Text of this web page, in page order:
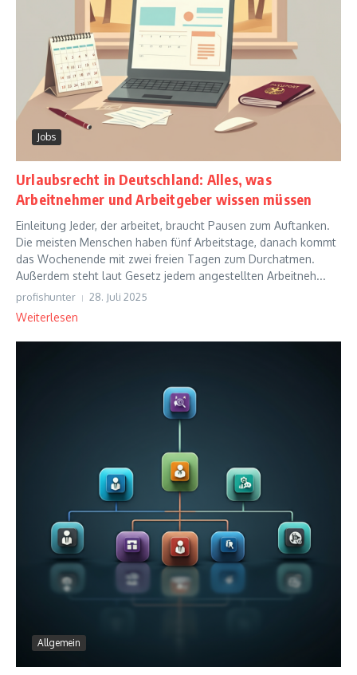
Jobs
Urlaubsrecht in Deutschland: Alles, was
Arbeitnehmer und Arbeitgeber wissen müssen
Einleitung Jeder, der arbeitet, braucht Pausen zum Auftanken.
Die meisten Menschen haben fünf Arbeitstage, danach kommt
das Wochenende mit zwei freien Tagen zum Durchatmen.
Außerdem steht laut Gesetz jedem angestellten Arbeitneh...
profishunter 28. Juli 2025
Weiterlesen
Allgemein